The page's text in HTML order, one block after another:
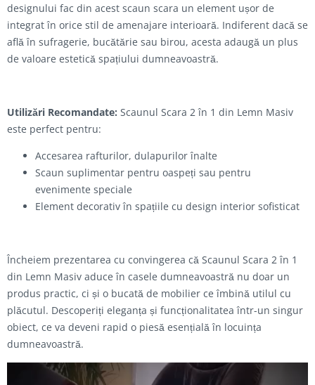
designului fac din acest scaun scara un element ușor de
integrat în orice stil de amenajare interioară. Indiferent dacă se
află în sufragerie, bucătărie sau birou, acesta adaugă un plus
de valoare estetică spațiului dumneavoastră.
Utilizări Recomandate: Scaunul Scara 2 în 1 din Lemn Masiv
este perfect pentru:
Accesarea rafturilor, dulapurilor înalte
Scaun suplimentar pentru oaspeți sau pentru
evenimente speciale
Element decorativ în spațiile cu design interior sofisticat
Încheiem prezentarea cu convingerea că Scaunul Scara 2 în 1
din Lemn Masiv aduce în casele dumneavoastră nu doar un
produs practic, ci și o bucată de mobilier ce îmbină utilul cu
plăcutul. Descoperiți eleganța și funcționalitatea într-un singur
obiect, ce va deveni rapid o piesă esențială în locuința
dumneavoastră.